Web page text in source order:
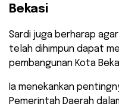
Bekasi
Sardi juga berharap
telah dihimpun dapat
pembangunan Kota
Ia menekankan
Pemerintah Daerah